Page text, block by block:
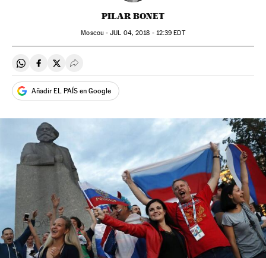
PILAR BONET
Moscou -JUL 04, 2018 - 12:39 EDT
Compartir en Whatsapp
Compartir en Facebook
Compartir en Twitter
Desplegar Redes Sociales
Añadir EL PAÍS en Google